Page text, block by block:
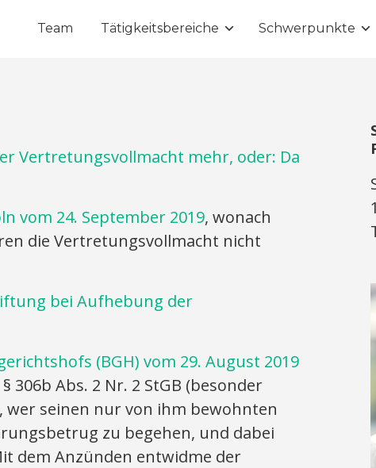
Team Tätigkeitsbereiche Schwerpunkte
Vertretungsvollmacht mehr, oder: Da
vom 24. September 2019, wonach
die Vertretungsvollmacht nicht
bei Aufhebung der
(BGH) vom 29. August 2019
306b Abs. 2 Nr. 2 StGB (besonder
seinen nur von ihm bewohnten
zu begehen, und dabei
dem Anzünden entwidme der